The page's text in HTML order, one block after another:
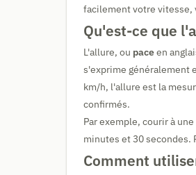
facilement votre vitesse,
Qu'est-ce que
L'allure, ou paceen
s'exprime généralement
km/h, l'allure est la
confirmés.
Par exemple, courir à
minutes et 30 secondes.
Comment